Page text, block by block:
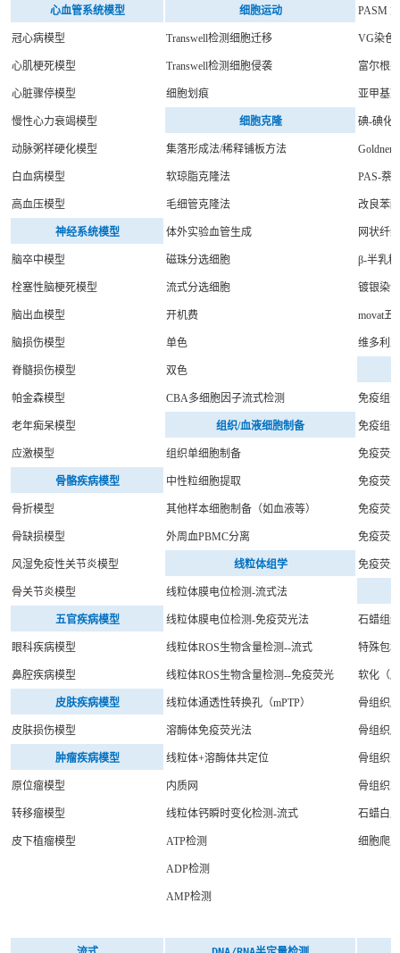
心血管系统模型 细胞运动 PASM
冠心病模型 Transwell检测细胞迁移 VG染色
心肌梗死模型 Transwell检测细胞侵袭 富尔根
心脏骤停模型 细胞划痕 亚甲基
慢性心力衰竭模型 细胞克隆 碘-碘化
动脉粥样硬化模型 集落形成法/稀释铺板方法 Goldner
白血病模型 软琼脂克隆法 PAS-萘
高血压模型 毛细管克隆法 改良苯
神经系统模型 体外实验血管生成 网状纤
脑卒中模型 磁珠分选细胞 β-半乳
栓塞性脑梗死模型 流式分选细胞 镀银染色
脑出血模型 开机费 movat五
脑损伤模型 单色 维多利
脊髓损伤模型 双色
帕金森模型 CBA多细胞因子流式检测 免疫组
老年痴呆模型 组织/血液细胞制备 免疫组
应激模型 组织单细胞制备 免疫荧
骨骼疾病模型 中性粒细胞提取 免疫荧
骨折模型 其他样本细胞制备（如血液等） 免疫荧
骨缺损模型 外周血PBMC分离 免疫荧
风湿免疫性关节炎模型 线粒体组学 免疫荧
骨关节炎模型 线粒体膜电位检测-流式法
五官疾病模型 线粒体膜电位检测-免疫荧光法 石蜡组
眼科疾病模型 线粒体ROS生物含量检测--流式 特殊包
鼻腔疾病模型 线粒体ROS生物含量检测--免疫荧光 软化（
皮肤疾病模型 线粒体通透性转换孔（mPTP） 骨组织
皮肤损伤模型 溶酶体免疫荧光法 骨组织
肿瘤疾病模型 线粒体+溶酶体共定位 骨组织
原位瘤模型 内质网 骨组织
转移瘤模型 线粒体钙瞬时变化检测-流式 石蜡白片
皮下植瘤模型 ATP检测 细胞爬片
ADP检测
AMP检测